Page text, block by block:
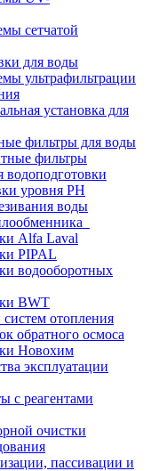
сетчатой
для воды
ультрафильтрации
установка для
фильтры для воды
фильтры
уровня PH
воды
Alfa Laval
PIPAL
водооборотных
BWT
отопления
обратного осмоса
Новохим
эксплуатации
с реагентами
очистки
пассивации и